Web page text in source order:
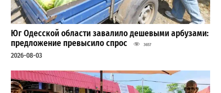
Юг Одесской области завалило дешевыми арбузами:
предложение превысило спрос
3657
2026-08-03